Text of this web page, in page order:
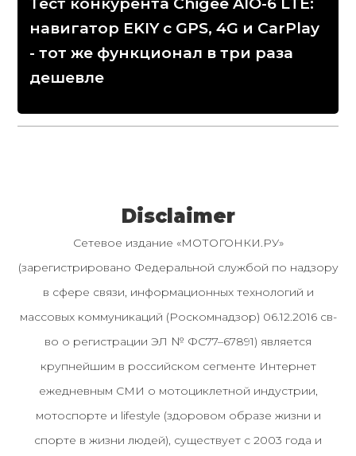
навигатор EKIY с GPS, 4G и CarPlay
- тот же функционал в три раза
дешевле
Disclaimer
Сетевое издание «МОТОГОНКИ.РУ»
(зарегистрировано Федеральной службой по надзору
в сфере связи, информационных технологий и
массовых коммуникаций (Роскомнадзор) 06.12.2016 св-
во о регистрации ЭЛ № ФС77–67891) является
крупнейшим в российском сегменте Интернет
ежедневным СМИ о мотоциклетной индустрии,
мотоспорте и lifestyle (здоровом образе жизни и
спорте в жизни людей), существует с 2003 года и